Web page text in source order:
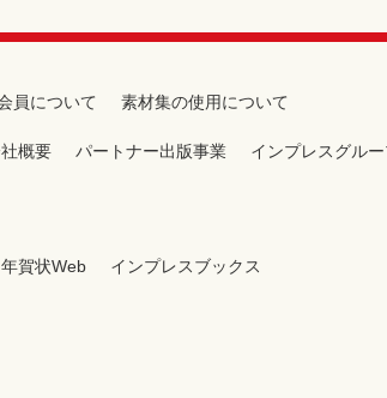
員について 素材集の使用について
概要 パートナー出版事業 インプレスグル
年賀状Web インプレスブックス